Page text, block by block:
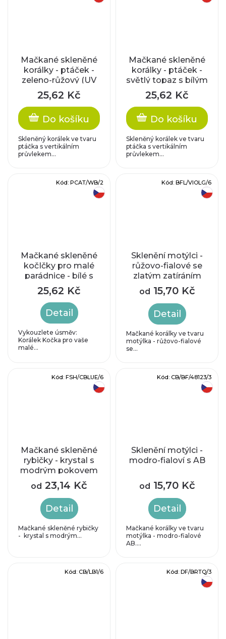
Mačkané skleněné
korálky - ptáček -
zeleno-růžový (UV
barvy)
25,62 Kč
Do košíku
Skleněný korálek ve tvaru
ptáčka s vertikálním
průvlekem...
Mačkané skleněné
korálky - ptáček -
světlý topaz s bílým
zatíráním
25,62 Kč
Do košíku
Skleněný korálek ve tvaru
ptáčka s vertikálním
průvlekem...
Mačkané skleněné
kočIčky pro malé
parádnice - bílé s
modrým zatíráním
25,62 Kč
Detail
Vykouzlete úsměv:
Korálek Kočka pro vaše
malé...
Kód: PCAT/WB/2
Sklenění motýlci -
růžovo-fialové se
zlatým zatíráním
od 15,70 Kč
Detail
Mačkané korálky ve tvaru
motýlka - růžovo-fialové
se...
Kód: BFL/VIOLG/6
Mačkané skleněné
rybičky - krystal s
modrým pokovem
od 23,14 Kč
Detail
Mačkané skleněné rybičky
- krystal s modrým...
Kód: FSH/CBLUE/6
Sklenění motýlci -
modro-fialoví s AB
od 15,70 Kč
Detail
Mačkané korálky ve tvaru
motýlka - modro-fialové
AB....
Kód: CB/BF/48123/3
Kód: CB/LB1/6 Kód: DF/BRTQ/3